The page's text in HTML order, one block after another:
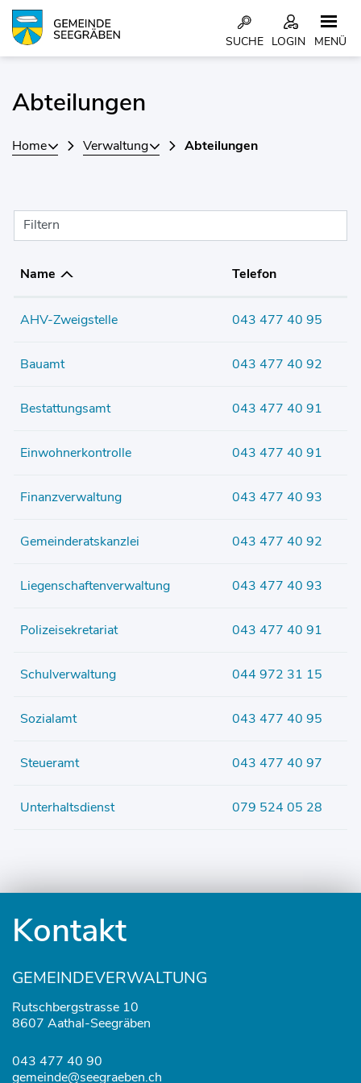
Kopfzeile
LOGIN
SUCHE MENÜ
Abteilungen
Home Verwaltung Abteilungen
Filtern
Name Telefon
AHV-Zweigstelle 043 477 40 95
Bauamt 043 477 40 92
Bestattungsamt 043 477 40 91
Einwohnerkontrolle 043 477 40 91
Finanzverwaltung 043 477 40 93
Gemeinderatskanzlei 043 477 40 92
Liegenschaftenverwaltung 043 477 40 93
Polizeisekretariat 043 477 40 91
Schulverwaltung 044 972 31 15
Sozialamt 043 477 40 95
Steueramt 043 477 40 97
Unterhaltsdienst 079 524 05 28
Kontakt
GEMEINDEVERWALTUNG
Rutschbergstrasse 10
8607 Aathal-Seegräben
043 477 40 90
gemeinde@seegraeben.ch